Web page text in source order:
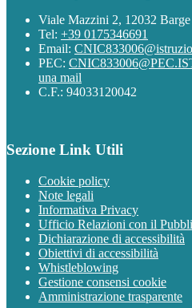
Viale Mazzini 2, 12032
Tel: +39 0175346691
Email:
PEC:
una mail
C.F.: 94033120042
Sezione Link Utili
Cookie policy
Note legali
Informativa Privacy
Ufficio Relazioni con il
Dichiarazione di accessibilità
Obiettivi di accessibilità
Whistleblowing
Gestione consensi cookie
Amministrazione trasparente